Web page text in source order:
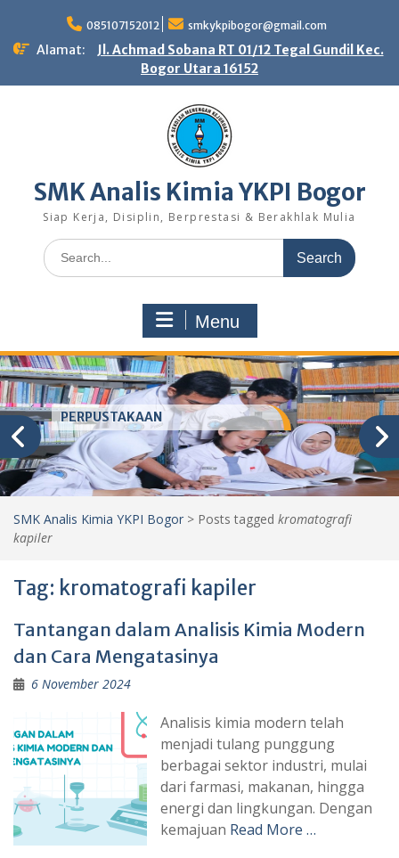
content
085107152012 smkykpibogor@gmail.com
Alamat:
Jl. Achmad Sobana RT 01/12 Tegal Gundil Kec.
Bogor Utara 16152
SMK Analis Kimia YKPI Bogor
Siap Kerja, Disiplin, Berprestasi & Berakhlak Mulia
Search
for:
Menu
PERPUSTAKAAN
SMK Analis Kimia YKPI Bogor > Posts tagged kromatografi
kapiler
Tag: kromatografi kapiler
Tantangan dalam Analisis Kimia Modern
dan Cara Mengatasinya
6 November 2024
Analisis kimia modern telah
menjadi tulang punggung
berbagai sektor industri, mulai
dari farmasi, makanan, hingga
energi dan lingkungan. Dengan
kemajuan Read More …